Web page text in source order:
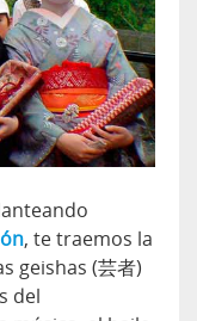
, te traemos la
geishas (芸者)
del